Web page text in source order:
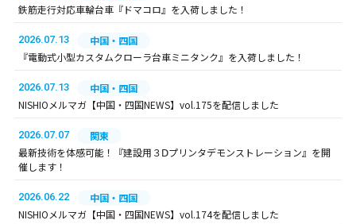
鉄筋走行対応車輪台車『ドマコロ』を入荷しました！
2026.07.13
中国・四国
『電動式小型カスタムクローラ台車ミニタンク』を入荷しました！
2026.07.13
中国・四国
NISHIOメルマガ【中国・四国NEWS】vol.175を配信しました
2026.07.07
関東
最新技術を体感可能！『建設用３Ⅾプリンタデモンストレーション』を開
催します！
2026.06.22
中国・四国
NISHIOメルマガ【中国・四国NEWS】vol.174を配信しました